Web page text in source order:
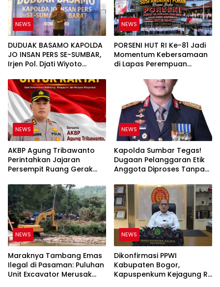
NEWS
DUDUAK BASAMO KAPOLDA
JO INSAN PERS SE-SUMBAR,
Irjen Pol. Djati Wiyoto
Ruang bagi Pelanggar
Hukum di Internal Polri
NEWS
PORSENI HUT RI Ke-81 Jadi
Momentum Kebersamaan
di Lapas Perempuan
NEWS
AKBP Agung Tribawanto
Perintahkan Jajaran
Persempit Ruang Gerak
Pasaman Barat
NEWS
Kapolda Sumbar Tegas!
Dugaan Pelanggaran Etik
Anggota Diproses Tanpa
AKBP F Dipercepat
NEWS
Maraknya Tambang Emas
Ilegal di Pasaman: Puluhan
Unit Excavator Merusak
NEWS
Dikonfirmasi PPWI
Kabupaten Bogor,
Kapuspenkum Kejagung RI